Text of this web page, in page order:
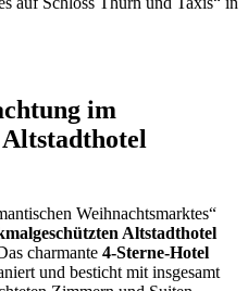
im
Weihnachtsmarktes“
Altstadthotel
charmante 4-Sterne-Hotel
und besticht mit insgesamt